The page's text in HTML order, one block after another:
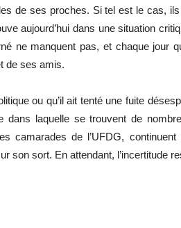
de ses proches. Si tel est le cas, ils
aujourd’hui dans une situation
ne manquent pas, et chaque jour
de ses amis.
ou qu’il ait tenté une fuite
dans laquelle se trouvent de
camarades de l’UFDG, continuent
son sort. En attendant, l’incertitude